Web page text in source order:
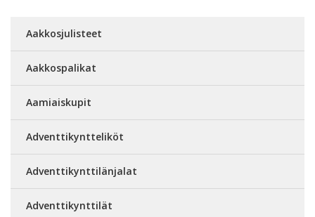
Aakkosjulisteet
Aakkospalikat
Aamiaiskupit
Adventtikyntteliköt
Adventtikynttilänjalat
Adventtikynttilät